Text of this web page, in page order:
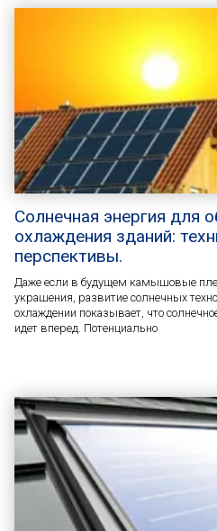
Солнечная энергия для
охлаждения зданий:
перспективы.
Даже если в будущем камышовые
украшения, развитие солнечных
охлаждении показывает, что
идет вперед. Потенциально